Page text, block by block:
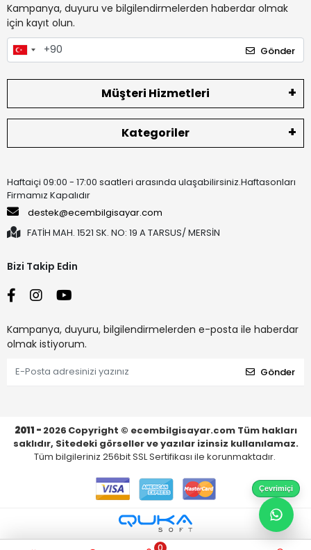
Kampanya, duyuru ve bilgilendirmelerden haberdar olmak
için kayıt olun.
Gönder
Müşteri Hizmetleri
Kategoriler
Haftaiçi 09:00 - 17:00 saatleri arasında ulaşabilirsiniz.Haftasonları
Firmamız Kapalıdır
destek@ecembilgisayar.com
FATİH MAH. 1521 SK. NO: 19 A TARSUS/ MERSİN
Bizi Takip Edin
Kampanya, duyuru, bilgilendirmelerden e-posta ile haberdar
olmak istiyorum.
Gönder
2011 - 2026 Copyright © ecembilgisayar.com Tüm hakları
saklıdır, Sitedeki görseller ve yazılar izinsiz kullanılamaz.
Tüm bilgileriniz 256bit SSL Sertifikası ile korunmaktadır.
Çevrimiçi